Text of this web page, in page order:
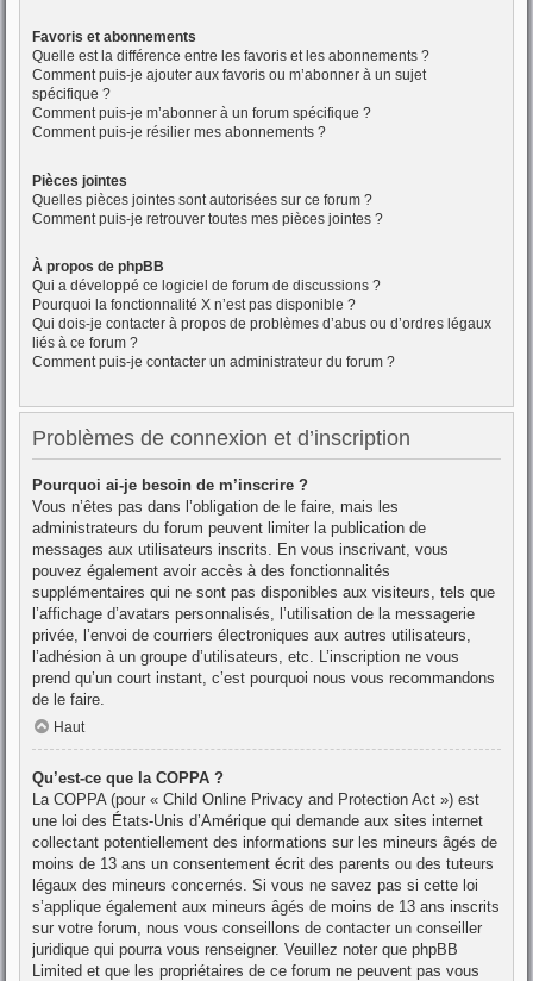
Favoris et abonnements
Quelle est la différence entre les favoris et les abonnements ?
Comment puis-je ajouter aux favoris ou m’abonner à un sujet
spécifique ?
Comment puis-je m’abonner à un forum spécifique ?
Comment puis-je résilier mes abonnements ?
Pièces jointes
Quelles pièces jointes sont autorisées sur ce forum ?
Comment puis-je retrouver toutes mes pièces jointes ?
À propos de phpBB
Qui a développé ce logiciel de forum de discussions ?
Pourquoi la fonctionnalité X n’est pas disponible ?
Qui dois-je contacter à propos de problèmes d’abus ou d’ordres légaux
liés à ce forum ?
Comment puis-je contacter un administrateur du forum ?
Problèmes de connexion et d’inscription
Pourquoi ai-je besoin de m’inscrire ?
Vous n’êtes pas dans l’obligation de le faire, mais les
administrateurs du forum peuvent limiter la publication de
messages aux utilisateurs inscrits. En vous inscrivant, vous
pouvez également avoir accès à des fonctionnalités
supplémentaires qui ne sont pas disponibles aux visiteurs, tels que
l’affichage d’avatars personnalisés, l’utilisation de la messagerie
privée, l’envoi de courriers électroniques aux autres utilisateurs,
l’adhésion à un groupe d’utilisateurs, etc. L’inscription ne vous
prend qu’un court instant, c’est pourquoi nous vous recommandons
de le faire.
Haut
Qu’est-ce que la COPPA ?
La COPPA (pour « Child Online Privacy and Protection Act ») est
une loi des États-Unis d’Amérique qui demande aux sites internet
collectant potentiellement des informations sur les mineurs âgés de
moins de 13 ans un consentement écrit des parents ou des tuteurs
légaux des mineurs concernés. Si vous ne savez pas si cette loi
s’applique également aux mineurs âgés de moins de 13 ans inscrits
sur votre forum, nous vous conseillons de contacter un conseiller
juridique qui pourra vous renseigner. Veuillez noter que phpBB
Limited et que les propriétaires de ce forum ne peuvent pas vous